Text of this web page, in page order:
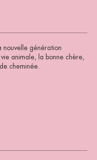
génération
animale, la bonne chère,
cheminée.